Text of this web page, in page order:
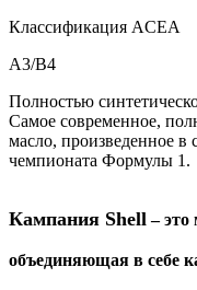
Классификация ACEA
A3/B4
Полностью
Самое современное,
масло, произведенное в
чемпионата Формулы 1.
Кампания Shell– это
объединяющая в себе